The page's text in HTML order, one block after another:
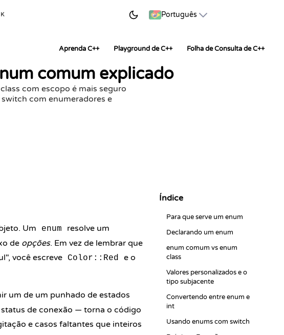
Português
Aprenda C++ Playground de C++ Folha de Consulta de C++
comum explicado
com escopo é mais seguro
com enumeradores e
Um enum
resolve um
de opções. Em vez de lembrar que
você escreve Color::Red
e o
um de um punhado de estados
de conexão — torna o código
e casos faltantes que inteiros
Índice
Para que serve um enum
Declarando um enum
enum comum vs enum
class
Valores personalizados e o
tipo subjacente
Convertendo entre enum e
int
Usando enums com switch